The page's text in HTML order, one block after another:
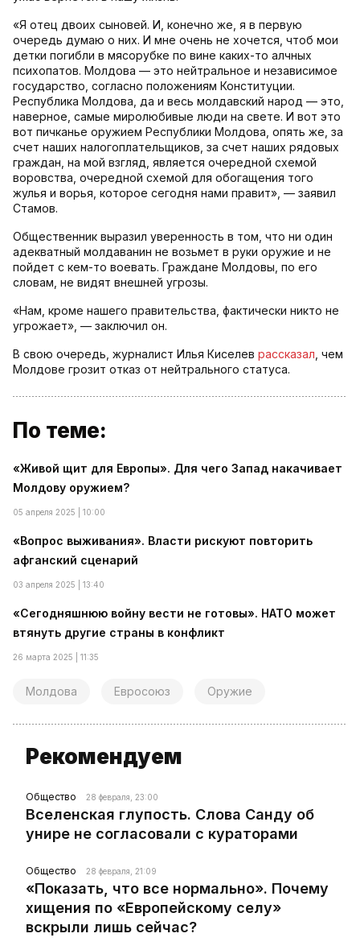
«Я отец двоих сыновей. И, конечно же, я в первую
очередь думаю о них. И мне очень не хочется, чтоб мои
детки погибли в мясорубке по вине каких-то алчных
психопатов. Молдова — это нейтральное и независимое
государство, согласно положениям Конституции.
Республика Молдова, да и весь молдавский народ — это,
наверное, самые миролюбивые люди на свете. И вот это
вот пичканье оружием Республики Молдова, опять же, за
счет наших налогоплательщиков, за счет наших рядовых
граждан, на мой взгляд, является очередной схемой
воровства, очередной схемой для обогащения того
жулья и ворья, которое сегодня нами правит», — заявил
Стамов.
Общественник выразил уверенность в том, что ни один
адекватный молдаванин не возьмет в руки оружие и не
пойдет с кем-то воевать. Граждане Молдовы, по его
словам, не видят внешней угрозы.
«Нам, кроме нашего правительства, фактически никто не
угрожает», — заключил он.
В свою очередь, журналист Илья Киселев рассказал , чем
Молдове грозит отказ от нейтрального статуса.
По теме:
«Живой щит для Европы». Для чего Запад накачивает
Молдову оружием?
05 апреля 2025 | 10:00
«Вопрос выживания». Власти рискуют повторить
афганский сценарий
03 апреля 2025 | 13:40
«Сегодняшнюю войну вести не готовы». НАТО может
втянуть другие страны в конфликт
26 марта 2025 | 11:35
Молдова Евросоюз Оружие
Рекомендуем
Общество 28 февраля, 23:00
Вселенская глупость. Слова Санду об
унире не согласовали с кураторами
Общество 28 февраля, 21:09
«Показать, что все нормально». Почему
хищения по «Европейскому селу»
вскрыли лишь сейчас?